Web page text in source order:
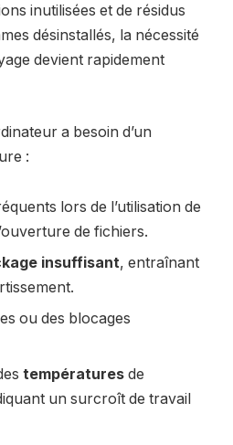
inutilisées et de résidus
désinstallés, la nécessité
devient rapidement
a besoin d’un
:
lors de l’utilisation de
de fichiers.
insuffisant, entraînant
ou des blocages
températures de
un surcroît de travail